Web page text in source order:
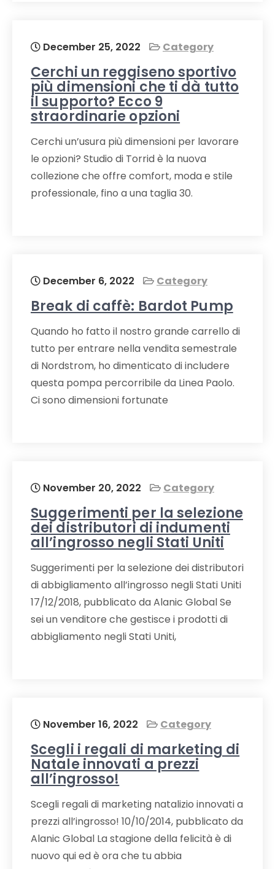
December 25, 2022 Category
Cerchi un reggiseno sportivo
più dimensioni che ti dà tutto
il supporto? Ecco 9
straordinarie opzioni
Cerchi un’usura più dimensioni per lavorare
le opzioni? Studio di Torrid è la nuova
collezione che offre comfort, moda e stile
professionale, fino a una taglia 30.
December 6, 2022 Category
Break di caffè: Bardot Pump
Quando ho fatto il nostro grande carrello di
tutto per entrare nella vendita semestrale
di Nordstrom, ho dimenticato di includere
questa pompa percorribile da Linea Paolo.
Ci sono dimensioni fortunate
November 20, 2022 Category
Suggerimenti per la selezione
dei distributori di indumenti
all’ingrosso negli Stati Uniti
Suggerimenti per la selezione dei distributori
di abbigliamento all’ingrosso negli Stati Uniti
17/12/2018, pubblicato da Alanic Global Se
sei un venditore che gestisce i prodotti di
abbigliamento negli Stati Uniti,
November 16, 2022 Category
Scegli i regali di marketing di
Natale innovati a prezzi
all’ingrosso!
Scegli regali di marketing natalizio innovati a
prezzi all’ingrosso! 10/10/2014, pubblicato da
Alanic Global La stagione della felicità è di
nuovo qui ed è ora che tu abbia